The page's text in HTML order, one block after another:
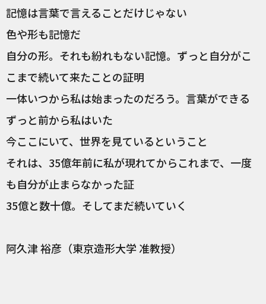
記憶は言葉で言えることだけじゃない
色や形も記憶だ
自分の形。それも紛れもない記憶。ずっと自分がこ
こまで続いて来たことの証明
一体いつから私は始まったのだろう。言葉ができる
ずっと前から私はいた
今ここにいて、世界を見ているということ
それは、35億年前に私が現れてからこれまで、一度
も自分が止まらなかった証
35億と数十億。そしてまだ続いていく
阿久津 裕彦（東京造形大学 准教授）